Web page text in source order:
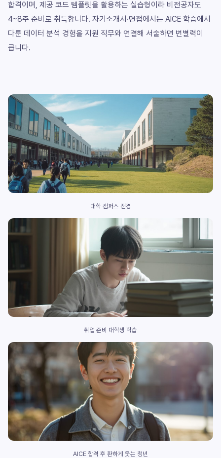
합격이며, 제공 코드 템플릿을 활용하는 실습형이라 비전공자도
4~8주 준비로 취득합니다. 자기소개서·면접에서는 AICE 학습에서
다룬 데이터 분석 경험을 지원 직무와 연결해 서술하면 변별력이
큽니다.
대학 캠퍼스 전경
취업 준비 대학생 학습
AICE 합격 후 환하게 웃는 청년